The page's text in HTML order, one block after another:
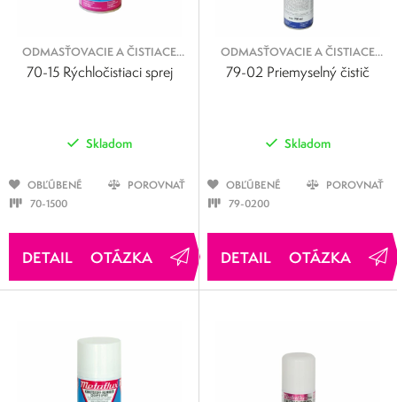
ODMASŤOVACIE A ČISTIACE
SPREJE
70-15 Rýchločistiaci sprej
Skladom
OBĽÚBENÉ
POROVNAŤ
70-1500
OTÁZKA
ODMASŤOVACIE A ČISTIACE
SPREJE
79-02 Priemyselný čistič
Skladom
OBĽÚBENÉ
POROVNAŤ
79-0200
OTÁZKA